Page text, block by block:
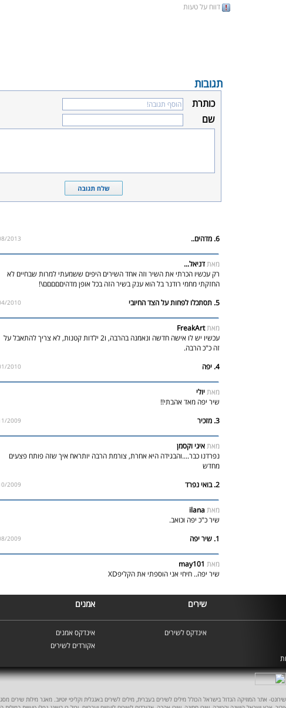
דווח על טעות
תגובות
כותרת
שם
6. מדהים.. - 18:50
מאתדניאל...
רק עכשיו הכרתי את השיר וזה אחד השירים היפים ששמעתי למרות שבחיים לא
החזקתי מחמי רודנר בל הוא ענק בשיר הזה בכל אופן מדהיםםםםם\!
5. תסתכלו לפחות על הצד החיובי
- 17:15
מאתFreakArt
עכשיו יש לו אישה חדשה ונאמנה בהרבה, ו2 ילדות קטנות, לא צריך להתאבל על
זה כ"כ הרבה.
4. יפה
- 20:36
מאתיולי
שיר יפה מאד אהבתי!!
3. מזכיר
- 21:42
מאתאיגי וקסמן
נפרדנו כבר....והבגידה היא אחרת, צורמת הרבה יותראח איך שזה פותח פצעים
מחדש
2. בואי נפרד
- 19:33
מאתilana
שיר כ"כ יפה וכואב.
1. שיר יפה
- 22:35
מאת may101
שיר יפה.. חיחי אני הוספתי את הקליפXD
שירים אמנים
אינדקס לשירים
אינדקס אמנים
אקורדים לשירים
שירונט- אתר המוזיקה הגדול בישראל הכולל מילים לשירים בעברית, מילים לשירים באנגלית וקליפי יוטיוב. מאגר מילות שירים